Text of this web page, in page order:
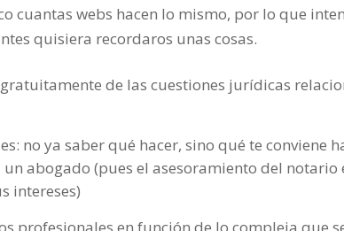
cuantas webs hacen lo mismo, por lo que
quisiera recordaros unas cosas.
de las cuestiones jurídicas
no ya saber qué hacer, sino qué te conviene
abogado (pues el asesoramiento del notario
intereses)
profesionales en función de lo compleja que